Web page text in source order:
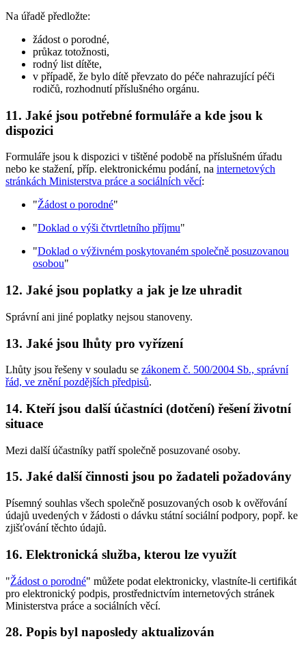
Na úřadě předložte:
žádost o porodné,
průkaz totožnosti,
rodný list dítěte,
v případě, že bylo dítě převzato do péče nahrazující péči
rodičů, rozhodnutí příslušného orgánu.
11. Jaké jsou potřebné formuláře a kde jsou k
dispozici
Formuláře jsou k dispozici v tištěné podobě na příslušném úřadu
nebo ke stažení, příp. elektronickému podání, na internetových
stránkách Ministerstva práce a sociálních věcí:
"Žádost o porodné"
"Doklad o výši čtvrtletního příjmu"
"Doklad o výživném poskytovaném společně posuzovanou
osobou"
12. Jaké jsou poplatky a jak je lze uhradit
Správní ani jiné poplatky nejsou stanoveny.
13. Jaké jsou lhůty pro vyřízení
Lhůty jsou řešeny v souladu se zákonem č. 500/2004 Sb., správní
řád, ve znění pozdějších předpisů.
14. Kteří jsou další účastníci (dotčení) řešení životní
situace
Mezi další účastníky patří společně posuzované osoby.
15. Jaké další činnosti jsou po žadateli požadovány
Písemný souhlas všech společně posuzovaných osob k ověřování
údajů uvedených v žádosti o dávku státní sociální podpory, popř. ke
zjišťování těchto údajů.
16. Elektronická služba, kterou lze využít
"Žádost o porodné" můžete podat elektronicky, vlastníte-li certifikát
pro elektronický podpis, prostřednictvím internetových stránek
Ministerstva práce a sociálních věcí.
28. Popis byl naposledy aktualizován